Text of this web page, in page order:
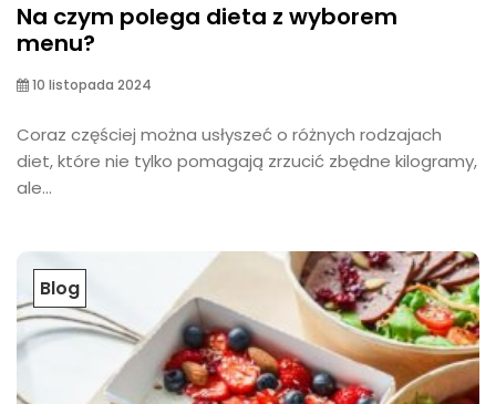
Na czym polega dieta z wyborem
menu?
10 listopada 2024
Coraz częściej można usłyszeć o różnych rodzajach
diet, które nie tylko pomagają zrzucić zbędne kilogramy,
ale...
Blog